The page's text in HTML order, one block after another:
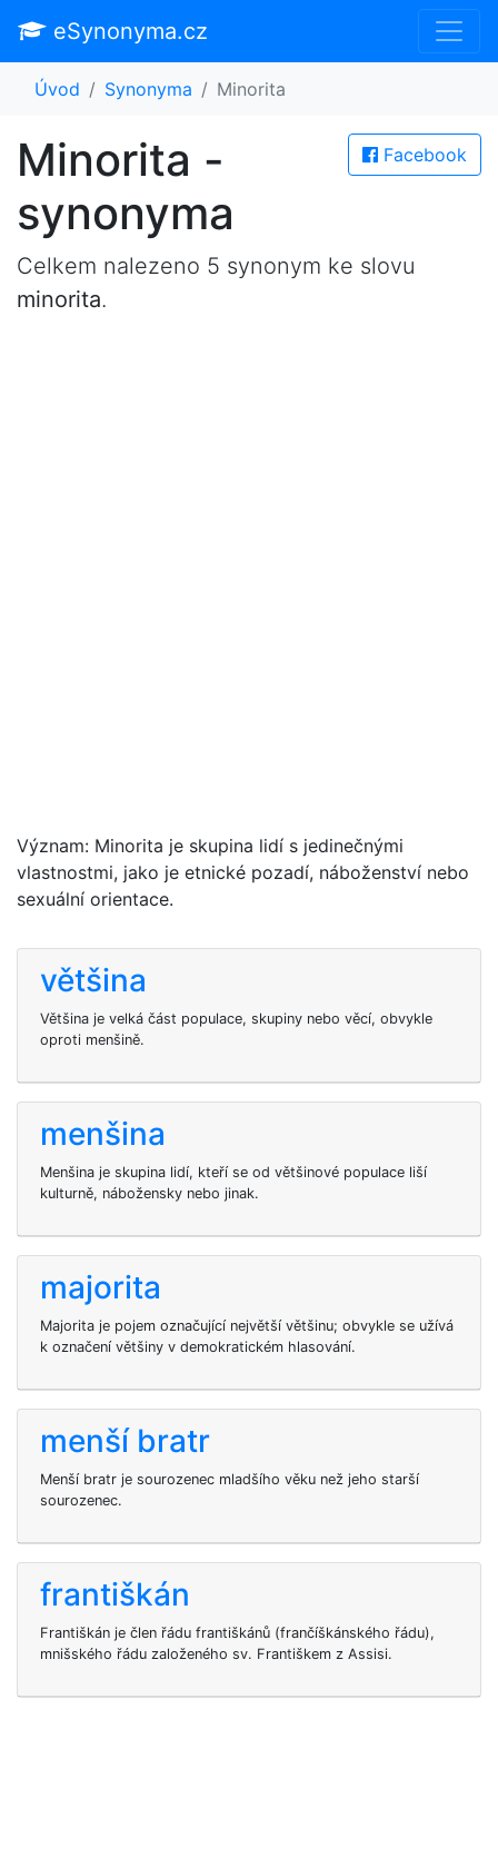
eSynonyma.cz
Úvod Synonyma Minorita
Facebook
Minorita -
synonyma
Celkem nalezeno 5 synonym ke slovu
minorita.
Význam: Minorita je skupina lidí s jedinečnými
vlastnostmi, jako je etnické pozadí, náboženství nebo
sexuální orientace.
většina
Většina je velká část populace, skupiny nebo věcí, obvykle
oproti menšině.
menšina
Menšina je skupina lidí, kteří se od většinové populace liší
kulturně, nábožensky nebo jinak.
majorita
Majorita je pojem označující největší většinu; obvykle se užívá
k označení většiny v demokratickém hlasování.
menší bratr
Menší bratr je sourozenec mladšího věku než jeho starší
sourozenec.
františkán
Františkán je člen řádu františkánů (frančíškánského řádu),
mnišského řádu založeného sv. Františkem z Assisi.